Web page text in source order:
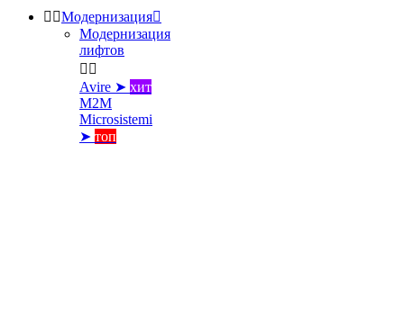
 Модернизация
Модернизация
лифтов
 
Avire ➤ хит
M2M
Microsistemi
➤ топ